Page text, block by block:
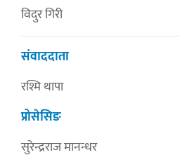
विदुर गिरी
संवाददाता
रश्मि थापा
प्रोसेसिङ
सुरेन्द्रराज मानन्धर